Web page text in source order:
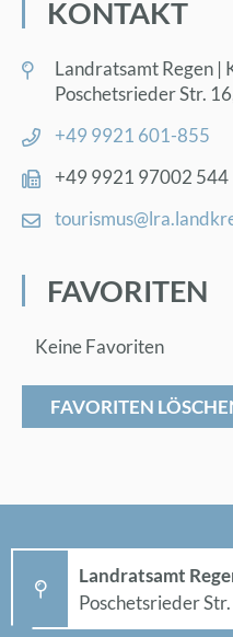
KON­TAKT
Land­rats­amt Re­gen |
Po­sche­ts­rie­der Str.
+49 9921 601-855
+49 9921 97002 544
FA­VO­RI­TEN
Keine Favoriten
FAVORITEN
Land­rats­amt
Po­sche­ts­rie­der